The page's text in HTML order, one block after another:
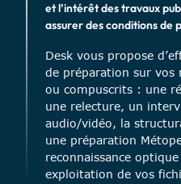
et l’intérêt des travaux
assurer des conditions de
Desk vous propose
de préparation sur vos
ou compuscrits : une
une relecture, un
audio/vidéo, la
une préparation
reconnaissance
exploitation de vos